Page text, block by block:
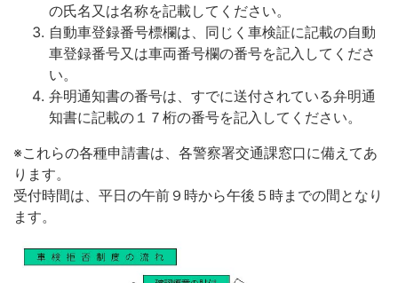
の氏名又は名称を記載してください。
自動車登録番号標欄は、同じく車検証に記載の自動
車登録番号又は車両番号欄の番号を記入してくださ
い。
弁明通知書の番号は、すでに送付されている弁明通
知書に記載の１７桁の番号を記入してください。
※これらの各種申請書は、各警察署交通課窓口に備えてあ
ります。
受付時間は、平日の午前９時から午後５時までの間となり
ます。